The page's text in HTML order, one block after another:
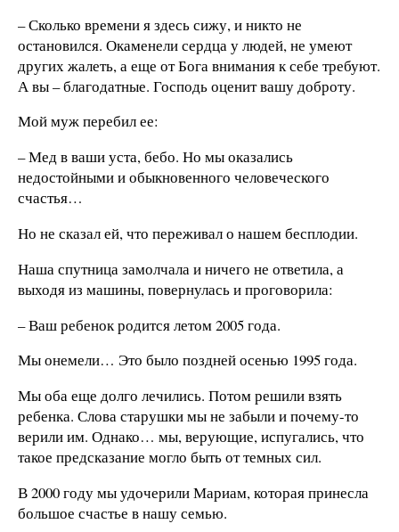
– Сколько времени я здесь сижу, и никто не
остановился. Окаменели сердца у людей, не умеют
других жалеть, а еще от Бога внимания к себе требуют.
А вы – благодатные. Господь оценит вашу доброту.
Мой муж перебил ее:
– Мед в ваши уста, бебо. Но мы оказались
недостойными и обыкновенного человеческого
счастья…
Но не сказал ей, что переживал о нашем бесплодии.
Наша спутница замолчала и ничего не ответила, а
выходя из машины, повернулась и проговорила:
– Ваш ребенок родится летом 2005 года.
Мы онемели… Это было поздней осенью 1995 года.
Мы оба еще долго лечились. Потом решили взять
ребенка. Слова старушки мы не забыли и почему-то
верили им. Однако… мы, верующие, испугались, что
такое предсказание могло быть от темных сил.
В 2000 году мы удочерили Мариам, которая принесла
большое счастье в нашу семью.